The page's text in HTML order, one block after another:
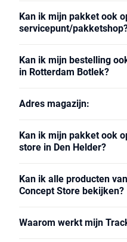
Kan ik mijn pakket ook
servicepunt/
Kan ik mijn bestelling
in Rotterdam Botlek?
Adres magazijn:
Kan ik mijn pakket ook
store in Den Helder?
Kan ik alle producten
Concept Store bekijken?
Waarom werkt mijn